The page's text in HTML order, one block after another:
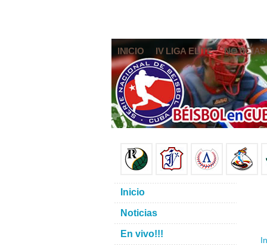
INICIO IV LIGA ELITE NOTICIAS
Inicio
Noticias
En vivo!!!